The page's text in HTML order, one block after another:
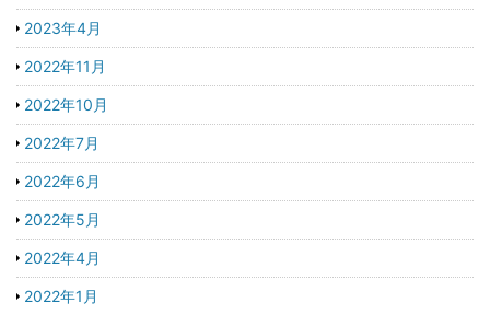
2023年4月
2022年11月
2022年10月
2022年7月
2022年6月
2022年5月
2022年4月
2022年1月